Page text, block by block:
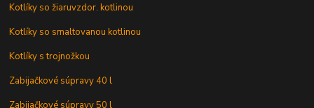
Kotlíky so žiaruvzdor. kotlinou
Kotlíky so smaltovanou kotlinou
Kotlíky s trojnožkou
Zabijačkové súpravy 40 l
Zabijačkové súpravy 50 l